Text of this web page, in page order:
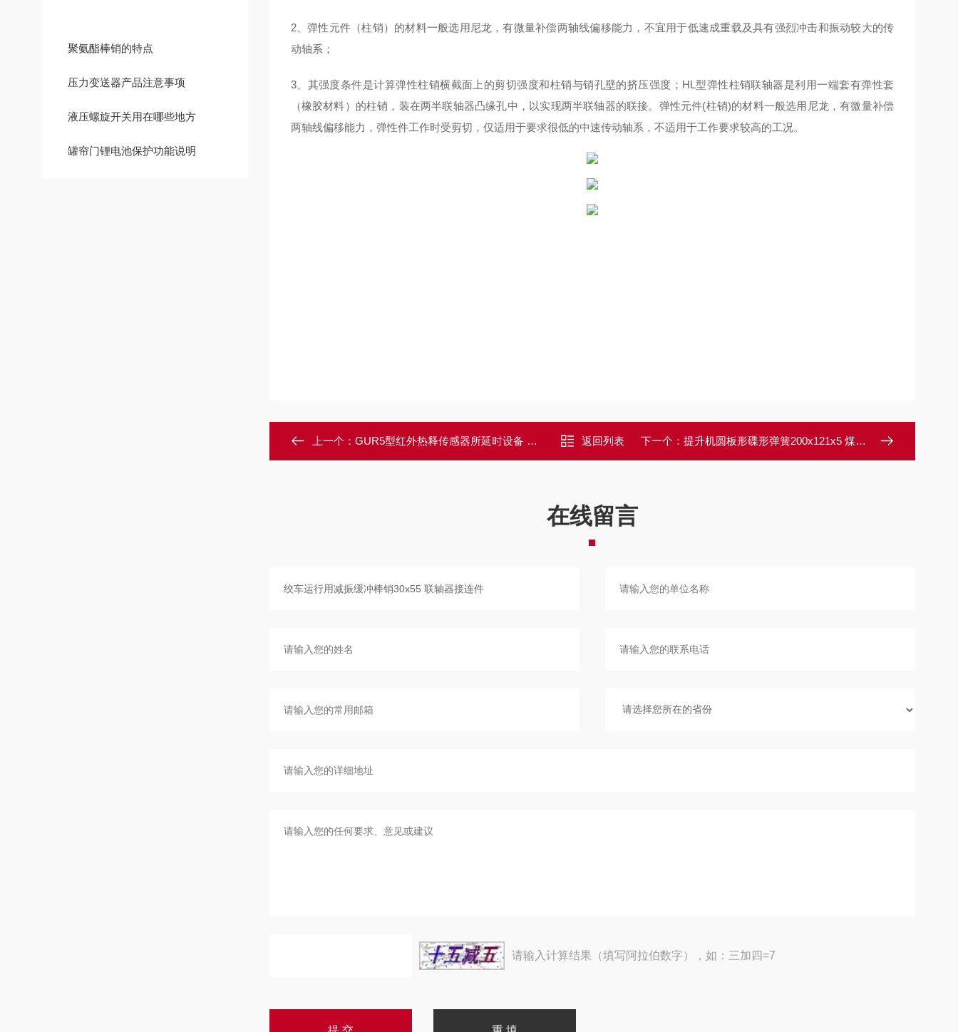
聚氨酯棒销的特点
压力变送器产品注意事项
液压螺旋开关用在哪些地方
罐帘门锂电池保护功能说明
2、弹性元件（柱销）的材料一般选用尼龙，有微量补偿两轴线偏移能力，不宜用于低速成重载及具有强烈冲击和振动较大的传
动轴系；
3、其强度条件是计算弹性柱销横截面上的剪切强度和柱销与销孔壁的挤压强度；HL型弹性柱销联轴器是利用一端套有弹性套
（橡胶材料）的柱销，装在两半联轴器凸缘孔中，以实现两半联轴器的联接。弹性元件(柱销)的材料一般选用尼龙，有微量补偿
两轴线偏移能力，弹性件工作时受剪切，仅适用于要求很低的中速传动轴系，不适用于工作要求较高的工况。
上一个： GUR5型红外热释传感器所延时设备 洒水降尘 返回列表 下一个： 提升机圆板形碟形弹簧200x121x5 煤矿平垫圈
在线留言
请输入计算结果（填写阿拉伯数字），如：三加四=7